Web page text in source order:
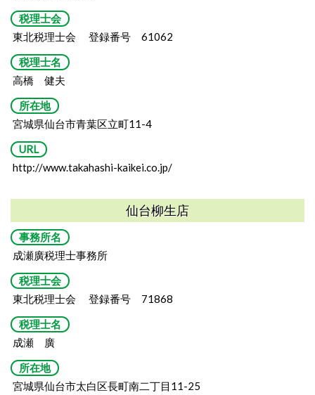
税理士会
東北税理士会 登録番号 61062
税理士名
高橋 健夫
所在地
宮城県仙台市青葉区立町11-4
URL
http://www.takahashi-kaikei.co.jp/
仙台柳生店
事務所名
成瀬廣税理士事務所
税理士会
東北税理士会 登録番号 71868
税理士名
成瀬 廣
所在地
宮城県仙台市太白区長町南二丁目11-25